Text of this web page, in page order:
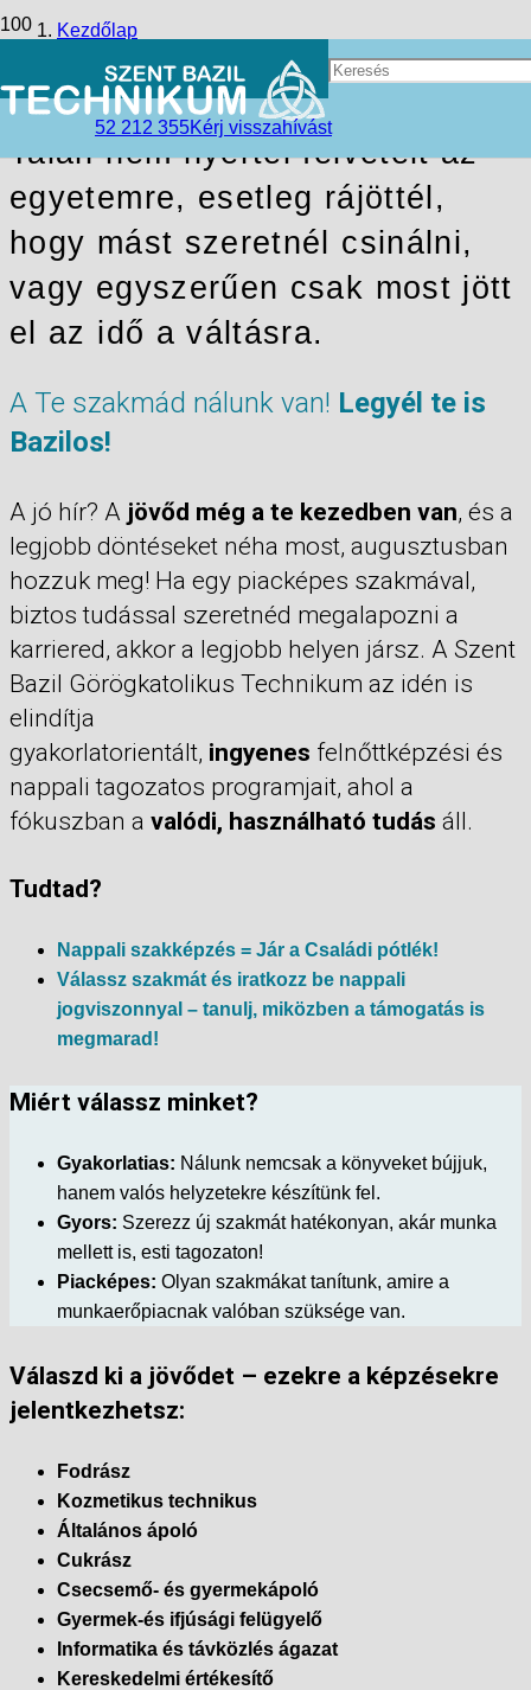
52 212 355Kérj visszahívást
Kezdőlap
Tanulni vagy nem tanulni? Ez itt a kérdés
Talán nem nyertél felvételt az
egyetemre, esetleg rájöttél,
hogy mást szeretnél csinálni,
vagy egyszerűen csak most jött
el az idő a váltásra.
A Te szakmád nálunk van! Legyél te is
Bazilos!
A jó hír? A jövőd még a te kezedben van, és a
legjobb döntéseket néha most, augusztusban
hozzuk meg! Ha egy piacképes szakmával,
biztos tudással szeretnéd megalapozni a
karriered, akkor a legjobb helyen jársz. A Szent
Bazil Görögkatolikus Technikum az idén is
elindítja
gyakorlatorientált, ingyenes felnőttképzési és
nappali tagozatos programjait, ahol a
fókuszban a valódi, használható tudás áll.
Tudtad?
Nappali szakképzés = Jár a Családi pótlék!
Válassz szakmát és iratkozz be nappali
jogviszonnyal – tanulj, miközben a támogatás is
megmarad!
Miért válassz minket?
Gyakorlatias: Nálunk nemcsak a könyveket bújjuk,
hanem valós helyzetekre készítünk fel.
Gyors: Szerezz új szakmát hatékonyan, akár munka
mellett is, esti tagozaton!
Piacképes: Olyan szakmákat tanítunk, amire a
munkaerőpiacnak valóban szüksége van.
Válaszd ki a jövődet – ezekre a képzésekre
jelentkezhetsz:
Fodrász
Kozmetikus technikus
Általános ápoló
Cukrász
Csecsemő- és gyermekápoló
Gyermek-és ifjúsági felügyelő
Informatika és távközlés ágazat
Kereskedelmi értékesítő